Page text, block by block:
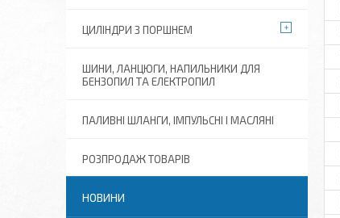
ЦИЛІНДРИ З ПОРШНЕМ
ШИНИ, ЛАНЦЮГИ, НАПИЛЬНИКИ ДЛЯ
БЕНЗОПИЛ ТА ЕЛЕКТРОПИЛ
ПАЛИВНІ ШЛАНГИ, ІМПУЛЬСНІ І МАСЛЯНІ
РОЗПРОДАЖ ТОВАРІВ
НОВИНИ